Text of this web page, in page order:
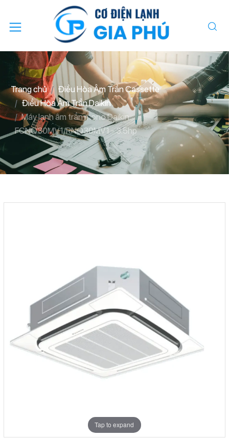
Trang chủ
Điều Hòa Âm Trần Cassette
Điều Hòa Âm Trần Daikin
Máy lạnh âm trần mono Daikin
FCNQ30MV1/RNQ30MV1 - 3.5hp
Tap to expand